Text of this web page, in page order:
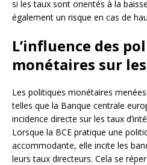
si les taux sont orientés à la
également un risque en cas de
L’influence des
monétaires sur
Les politiques monétaires
telles que la Banque centrale
incidence directe sur les taux
Lorsque la BCE pratique une
accommodante, elle incite les
leurs taux directeurs. Cela se